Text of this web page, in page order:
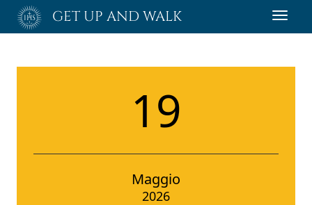
Passa
GET UP AND WALK
19
Maggio
2026